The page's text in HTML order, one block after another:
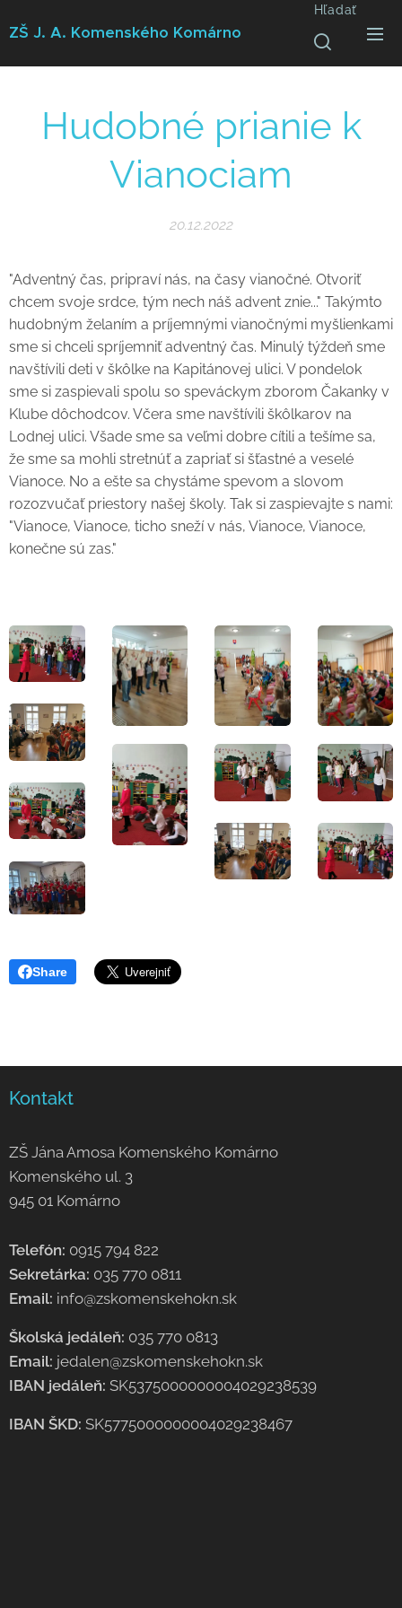
ZŠ J. A. Komenského Komárno
Hľadať
Hudobné prianie k
Vianociam
20.12.2022
"Adventný čas, pripraví nás, na časy vianočné. Otvoriť
chcem svoje srdce, tým nech náš advent znie..." Takýmto
hudobným želaním a príjemnými vianočnými myšlienkami
sme si chceli spríjemniť adventný čas. Minulý týždeň sme
navštívili deti v škôlke na Kapitánovej ulici. V pondelok
sme si zaspievali spolu so speváckym zborom Čakanky v
Klube dôchodcov. Včera sme navštívili škôlkarov na
Lodnej ulici. Všade sme sa veľmi dobre cítili a tešíme sa,
že sme sa mohli stretnúť a zapriať si šťastné a veselé
Vianoce. No a ešte sa chystáme spevom a slovom
rozozvučať priestory našej školy. Tak si zaspievajte s nami:
"Vianoce, Vianoce, ticho sneží v nás, Vianoce, Vianoce,
konečne sú zas."
Share
Kontakt
ZŠ Jána Amosa Komenského Komárno
Komenského ul. 3
945 01 Komárno
Telefón: 0915 794 822
Sekretárka: 035 770 0811
Email: info@zskomenskehokn.sk
Školská jedáleň: 035 770 0813
Email: jedalen@zskomenskehokn.sk
IBAN jedáleň: SK5375000000004029238539
IBAN ŠKD: SK5775000000004029238467